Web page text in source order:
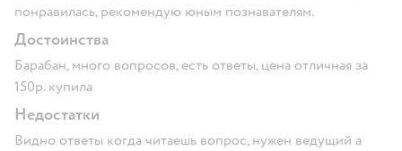
понравилась, рекомендую юным познавателям.
Достоинства
Барабан, много вопросов, есть ответы, цена отличная за
150р. купила
Недостатки
Видно ответы когда читаешь вопрос, нужен ведущий а